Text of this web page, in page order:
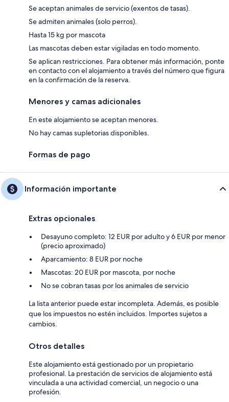
Se aceptan animales de servicio (exentos de tasas).
Se admiten animales (solo perros).
Hasta 15 kg por mascota
Las mascotas deben estar vigiladas en todo momento.
Se aplican restricciones. Para obtener más información, ponte
en contacto con el alojamiento a través del número que figura
en la confirmación de la reserva.
Menores y camas adicionales
En este alojamiento se aceptan menores.
No hay camas supletorias disponibles.
Formas de pago
Información importante
Extras opcionales
Desayuno completo: 12 EUR por adulto y 6 EUR por menor
(precio aproximado)
Aparcamiento: 8 EUR por noche
Mascotas: 20 EUR por mascota, por noche
No se cobran tasas por los animales de servicio
La lista anterior puede estar incompleta. Además, es posible
que los impuestos no estén incluidos. Importes sujetos a
cambios.
Otros detalles
Este alojamiento está gestionado por un propietario
profesional. La prestación de servicios de alojamiento está
vinculada a una actividad comercial, un negocio o una
profesión.